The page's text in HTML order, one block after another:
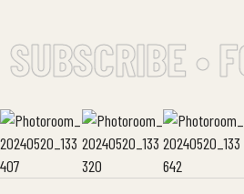
SUBSCRIBE •